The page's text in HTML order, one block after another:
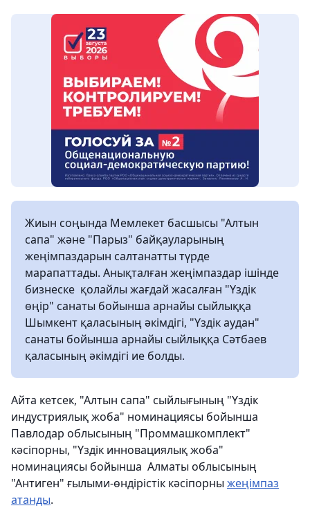
Жиын соңында Мемлекет басшысы "Алтын
сапа" және "Парыз" байқауларының
жеңімпаздарын салтанатты түрде
марапаттады. Анықталған жеңімпаздар ішінде
бизнеске қолайлы жағдай жасалған "Үздік
өңір" санаты бойынша арнайы сыйлыққа
Шымкент қаласының әкімдігі, "Үздік аудан"
санаты бойынша арнайы сыйлыққа Сәтбаев
қаласының әкімдігі ие болды.
Айта кетсек, "Алтын сапа" сыйлығының "Үздік
индустриялық жоба" номинациясы бойынша
Павлодар облысының "Проммашкомплект"
кәсіпорны, "Үздік инновациялық жоба"
номинациясы бойынша Алматы облысының
"Антиген" ғылыми-өндірістік кәсіпорны жеңімпаз
атанды.